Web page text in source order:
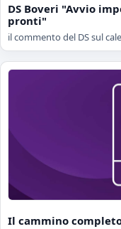
DS Boveri "Avvio
pronti"
il commento del DS sul
Il cammino